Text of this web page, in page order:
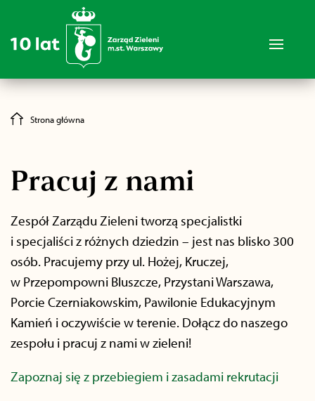
Strona główna
Pracuj z nami
Zespół Zarządu Zieleni tworzą specjalistki
i specjaliści z różnych dziedzin – jest nas blisko 300
osób. Pracujemy przy ul. Hożej, Kruczej,
w Przepompowni Bluszcze, Przystani Warszawa,
Porcie Czerniakowskim, Pawilonie Edukacyjnym
Kamień i oczywiście w terenie. Dołącz do naszego
zespołu i pracuj z nami w zieleni!
Zapoznaj się z przebiegiem i zasadami rekrutacji